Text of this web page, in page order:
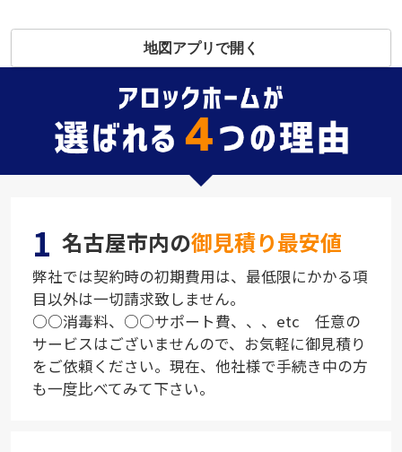
地図アプリで開く
1 名古屋市内の御見積り最安値
弊社では契約時の初期費用は、最低限にかかる項
目以外は一切請求致しません。
○○消毒料、○○サポート費、、、etc 任意の
サービスはございませんので、お気軽に御見積り
をご依頼ください。現在、他社様で手続き中の方
も一度比べてみて下さい。